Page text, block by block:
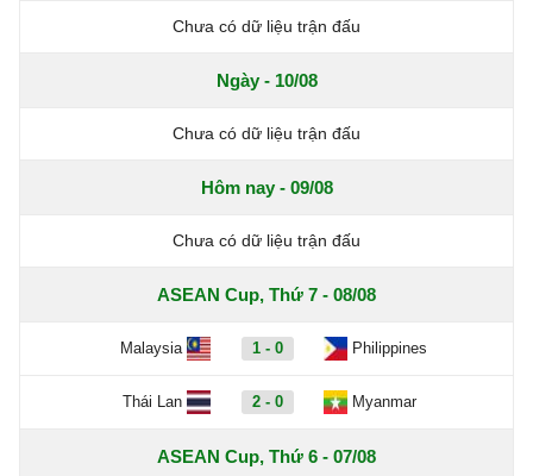
Chưa có dữ liệu trận đấu
Ngày - 10/08
Chưa có dữ liệu trận đấu
Hôm nay - 09/08
Chưa có dữ liệu trận đấu
ASEAN Cup, Thứ 7 - 08/08
Malaysia 1 - 0 Philippines
Thái Lan 2 - 0 Myanmar
ASEAN Cup, Thứ 6 - 07/08